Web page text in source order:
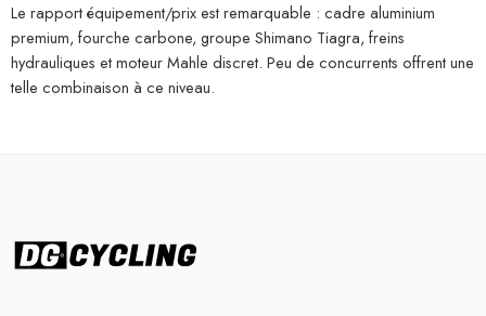
Le rapport équipement/prix est remarquable : cadre aluminium
premium, fourche carbone, groupe Shimano Tiagra, freins
hydrauliques et moteur Mahle discret. Peu de concurrents offrent une
telle combinaison à ce niveau.